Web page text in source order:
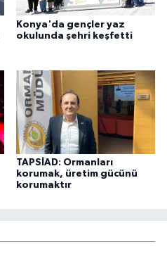
Konya'da gençler yaz
okulunda şehri keşfetti
TAPSİAD: Ormanları
korumak, üretim gücünü
korumaktır